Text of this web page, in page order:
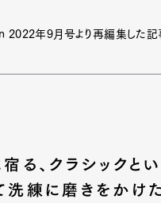
年9月号より再編集した記
る、クラシックとい
洗練に磨きをかけ